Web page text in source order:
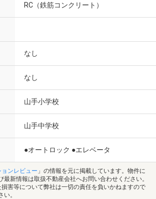
RC（鉄筋コンクリート）
なし
なし
山手小学校
山手中学校
●オートロック ●エレベータ
ョンレビュー 」の情報を元に掲載しています。物件に
最新情報は取扱不動産会社へお問い合わせください。
害等について弊社は一切の責任を負いかねますので
。